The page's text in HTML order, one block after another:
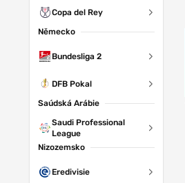
Copa del Rey
Německo
Bundesliga 2
DFB Pokal
Saúdská Arábie
Saudi Professional
League
Nizozemsko
Eredivisie